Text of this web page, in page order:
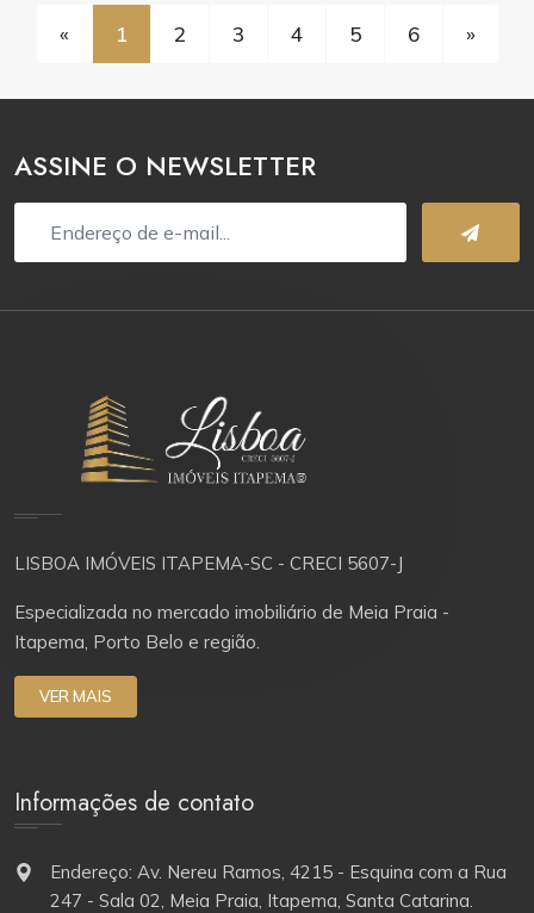
« 1 2 3 4 5 6 »
ASSINE O NEWSLETTER
LISBOA IMÓVEIS ITAPEMA-SC - CRECI 5607-J
Especializada no mercado imobiliário de Meia Praia -
Itapema, Porto Belo e região.
VER MAIS
Informações de contato
Endereço: Av. Nereu Ramos, 4215 - Esquina com a Rua
247 - Sala 02, Meia Praia, Itapema, Santa Catarina.